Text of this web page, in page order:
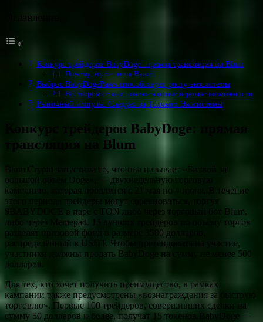
Оглавление
Конкурс трейдеров BabyDoge: прямая трансляция на Blum
Почему этот список Важен
Выброс BabyDogePaws способствует росту экосистемы
Во втором сезоне появятся новые игровые возможности
Рыночный импульс Следует за Толчком Экосистемы
Конкурс трейдеров BabyDoge: прямая
трансляция на Blum
Blum Crypto запустила то, что она называет «Битвой за
большой объём Doge», — двухнедельную торговую
кампанию, которая продлится с 21 мая по 4 июня. В течение
этого периода трейдеры могут соревноваться, торгуя
$BABYDOGE в паре с TON либо через торговый бот Blum,
либо через Memepad. 15 лучших трейдеров по объёму торгов
разделят призовой фонд в размере 3500 долларов,
распределённый в USDT. Чтобы претендовать на участие,
участники должны продать BabyDoge на сумму не менее 500
долларов.
Для тех, кто хочет получить преимущество, в рамках
кампании также предусмотрены «вознаграждения за быструю
торговлю». Первые 100 трейдеров, совершивших сделки на
сумму 50 долларов и более, получат 15 токенов BabyDoge —